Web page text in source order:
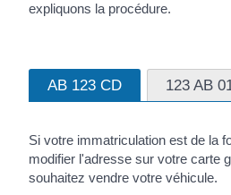
expliquons la procédure.
AB 123 CD 123 AB
Si votre immatriculation est de la
modifier l'adresse sur votre carte
souhaitez vendre votre véhicule.